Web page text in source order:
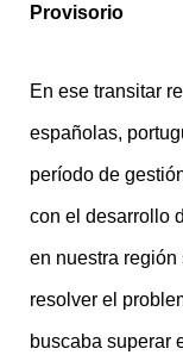
Provisorio
En ese transitar
españolas,
período de
con el desarrollo
en nuestra
resolver el
buscaba superar